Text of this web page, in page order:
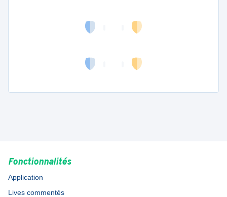
Fonctionnalités
Application
Lives commentés